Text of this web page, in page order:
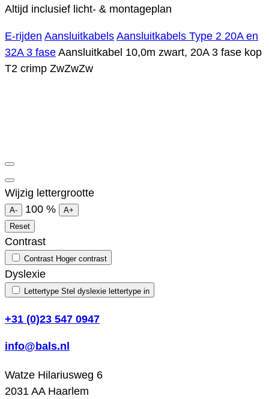
Altijd inclusief licht- & montageplan
E-rijden Aansluitkabels Aansluitkabels Type 2 20A en
32A 3 fase Aansluitkabel 10,0m zwart, 20A 3 fase kop
T2 crimp ZwZwZw
Wijzig lettergrootte
A- 100 %
A+
Reset
Contrast
Contrast Hoger contrast
Dyslexie
Lettertype Stel dyslexie lettertype in
+31 (0)23 547 0947
info@bals.nl
Watze Hilariusweg 6
2031 AA Haarlem